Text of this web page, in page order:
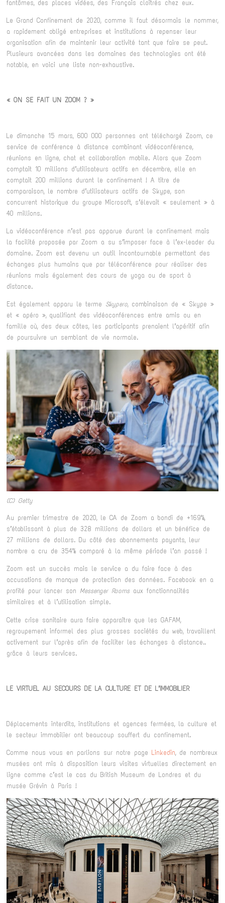
fantômes, des places vidées, des Français cloîtrés chez eux.
Le Grand Confinement de 2020, comme il faut désormais le nommer,
a rapidement obligé entreprises et institutions à repenser leur
organisation afin de maintenir leur activité tant que faire se peut.
Plusieurs avancées dans les domaines des technologies ont été
notable, en voici une liste non-exhaustive.
« ON SE FAIT UN ZOOM ? »
Le dimanche 15 mars, 600 000 personnes ont téléchargé Zoom, ce
service de conférence à distance combinant vidéoconférence,
réunions en ligne, chat et collaboration mobile. Alors que Zoom
comptait 10 millions d’utilisateurs actifs en décembre, elle en
comptait 200 millions durant le confinement ! A titre de
comparaison, le nombre d’utilisateurs actifs de Skype, son
concurrent historique du groupe Microsoft, s’élevait « seulement » à
40 millions.
La vidéoconférence n’est pas apparue durant le confinement mais
la facilité proposée par Zoom a su s’imposer face à l’ex-leader du
domaine. Zoom est devenu un outil incontournable permettant des
échanges plus humains que par téléconférence pour réaliser des
réunions mais également des cours de yoga ou de sport à
distance.
Est également apparu le terme Skypero, combinaison de « Skype »
et « apéro », qualifiant des vidéoconférences entre amis ou en
famille où, des deux côtes, les participants prenaient l’apéritif afin
de poursuivre un semblant de vie normale.
(C) Getty
Au premier trimestre de 2020, le CA de Zoom a bondi de +169%,
s’établissant à plus de 328 millions de dollars et un bénéfice de
27 millions de dollars. Du côté des abonnements payants, leur
nombre a cru de 354% comparé à la même période l’an passé !
Zoom est un succès mais le service a du faire face à des
accusations de manque de protection des données. Facebook en a
profité pour lancer sonMessenger Roomsaux fonctionnalités
similaires et à l’utilisation simple.
Cette crise sanitaire aura faire apparaître que les GAFAM,
regroupement informel des plus grosses sociétés du web, travaillent
activement sur l’après afin de faciliter les échanges à distance..
grâce à leurs services.
LE VIRTUEL AU SECOURS DE LA CULTURE ET DE L’IMMOBILIER
Déplacements interdits, institutions et agences fermées, la culture et
le secteur immobilier ont beaucoup souffert du confinement.
Comme nous vous en parlions sur notre page Linkedin, de nombreux
musées ont mis à disposition leurs visites virtuelles directement en
ligne comme c’est le cas du British Museum de Londres et du
musée Grévin à Paris !